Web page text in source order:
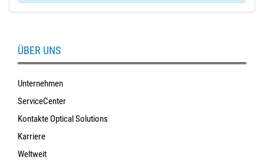
ÜBER UNS
Unternehmen
ServiceCenter
Kontakte Optical Solutions
Karriere
Weltweit